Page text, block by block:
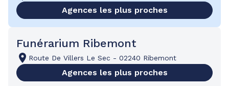
Agences les plus proches
Funérarium Ribemont
Route De Villers Le Sec - 02240 Ribemont
Agences les plus proches